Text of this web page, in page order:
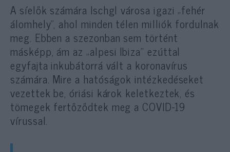
A síelők számára Ischgl városa igazi „fehér
álomhely”, ahol minden télen milliók fordulnak
meg. Ebben a szezonban sem történt
másképp, ám az „alpesi Ibiza” ezúttal
egyfajta inkubátorrá vált a koronavírus
számára. Mire a hatóságok intézkedéseket
vezettek be, óriási károk keletkeztek, és
tömegek fertőződtek meg a COVID-19
vírussal.